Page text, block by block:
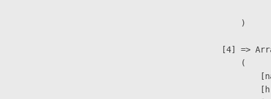
                        )
[4] =>
                        (